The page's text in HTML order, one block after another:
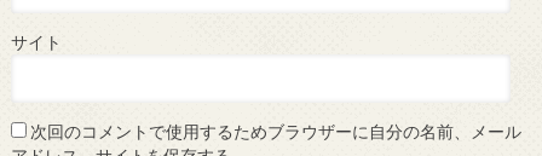
サイト
次回のコメントで使用するためブラウザーに自分の名前、メール